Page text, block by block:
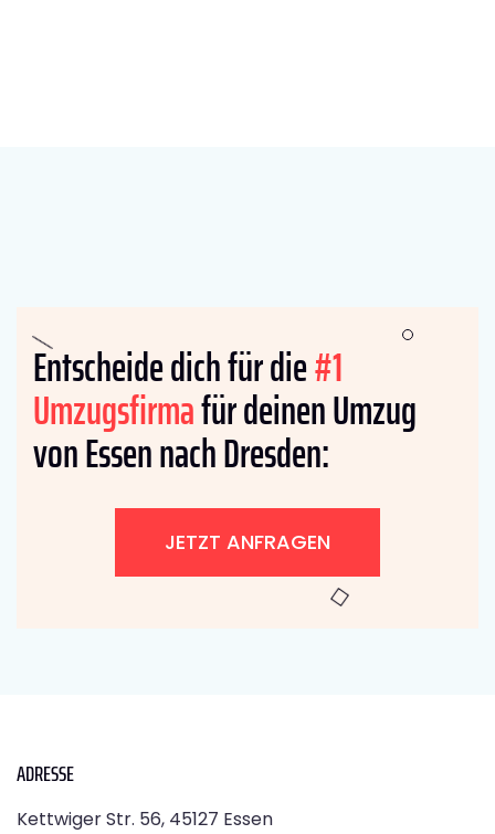
Entscheide dich für die#1
Umzugsfirmafür deinen Umzug
von Essen nach Dresden:
JETZT ANFRAGEN
ADRESSE
Kettwiger Str. 56, 45127 Essen